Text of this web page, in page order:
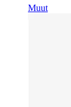
Muut